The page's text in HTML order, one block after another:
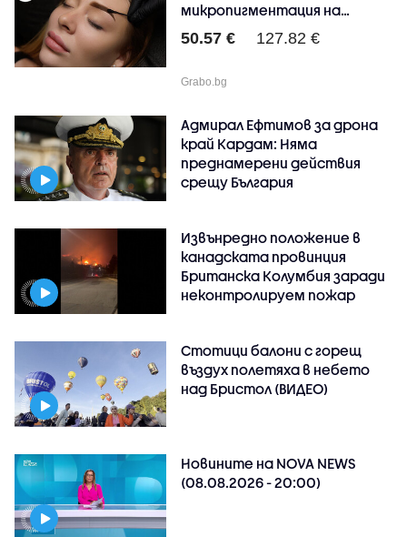
микропигментация на
вежди,..
50.57 € 127.82 €
Grabo.bg
Адмирал Ефтимов за дрона
край Кардам: Няма
преднамерени действия
срещу България
Извънредно положение в
канадската провинция
Британска Колумбия заради
неконтролируем пожар
Стотици балони с горещ
въздух полетяха в небето
над Бристол (ВИДЕО)
Новините на NOVA NEWS
(08.08.2026 - 20:00)